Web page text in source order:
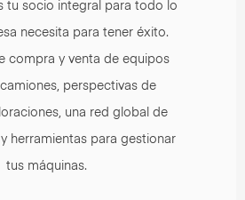
tu socio integral para todo lo
necesita para tener éxito.
compra y venta de equipos
perspectivas de
una red global de
herramientas para gestionar
tus máquinas.